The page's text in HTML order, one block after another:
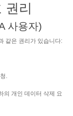
리
사용자)
같은 권리가 있습니다:
.
의 개인 데이터 삭제 요